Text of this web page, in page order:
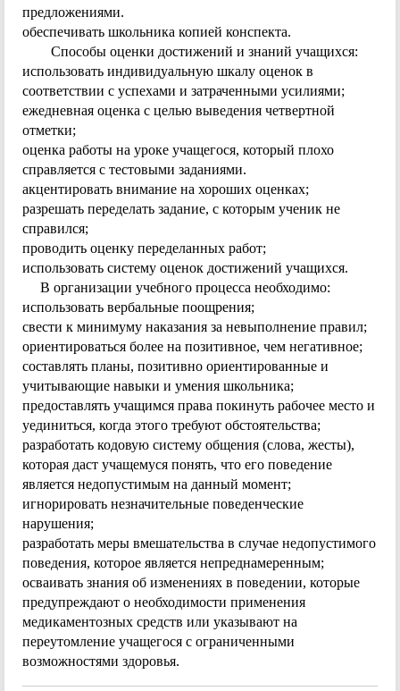
предложениями.
обеспечивать школьника копией конспекта.
Способы оценки достижений и знаний учащихся:
использовать индивидуальную шкалу оценок в
соответствии с успехами и затраченными усилиями;
ежедневная оценка с целью выведения четвертной
отметки;
оценка работы на уроке учащегося, который плохо
справляется с тестовыми заданиями.
акцентировать внимание на хороших оценках;
разрешать переделать задание, с которым ученик не
справился;
проводить оценку переделанных работ;
использовать систему оценок достижений учащихся.
В организации учебного процесса необходимо:
использовать вербальные поощрения;
свести к минимуму наказания за невыполнение правил;
ориентироваться более на позитивное, чем негативное;
составлять планы, позитивно ориентированные и
учитывающие навыки и умения школьника;
предоставлять учащимся права покинуть рабочее место и
уединиться, когда этого требуют обстоятельства;
разработать кодовую систему общения (слова, жесты),
которая даст учащемуся понять, что его поведение
является недопустимым на данный момент;
игнорировать незначительные поведенческие
нарушения;
разработать меры вмешательства в случае недопустимого
поведения, которое является непреднамеренным;
осваивать знания об изменениях в поведении, которые
предупреждают о необходимости применения
медикаментозных средств или указывают на
переутомление учащегося с ограниченными
возможностями здоровья.